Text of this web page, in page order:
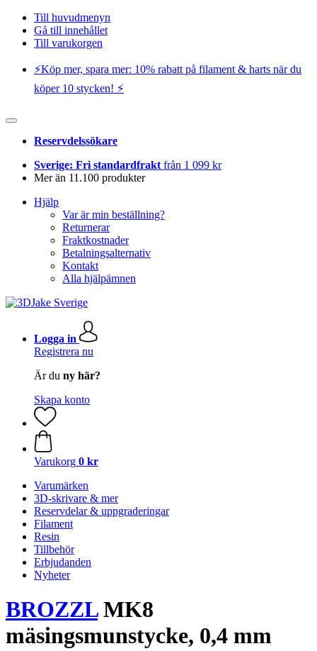
Till huvudmenyn
Gå till innehållet
Till varukorgen
⚡️Köp mer, spara mer: 10% rabatt på filament & harts när du
köper 10 stycken! ⚡️
Reservdelssökare
Sverige: Fri standardfrakt från 1 099 kr
Mer än 11.100 produkter
Hjälp
Var är min beställning?
Returnerar
Fraktkostnader
Betalningsalternativ
Kontakt
Alla hjälpämnen
Logga in
Registrera nu
Är du ny här?
Skapa konto
Varukorg 0 kr
Varumärken
3D-skrivare & mer
Reservdelar & uppgraderingar
Filament
Resin
Tillbehör
Erbjudanden
Nyheter
BROZZLMK8
mäsingsmunstycke, 0,4 mm